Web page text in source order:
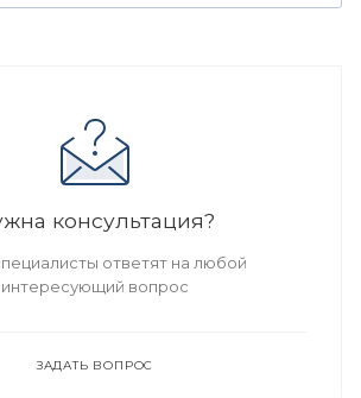
консультация?
ответят на любой
интересующий вопрос
ЗАДАТЬ ВОПРОС